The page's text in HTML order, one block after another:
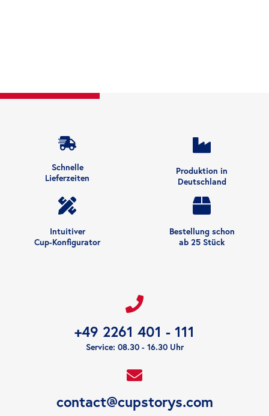
Schnelle
Lieferzeiten
Produktion in
Deutschland
Intuitiver
Cup-Konfigurator
Bestellung schon
ab 25 Stück
+49 2261 401 - 111
Service: 08.30 - 16.30 Uhr
contact@cupstorys.com